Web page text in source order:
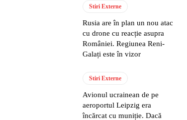
Stiri Externe
Rusia are în plan un nou atac
cu drone cu reacție asupra
României. Regiunea Reni-
Galați este în vizor
Stiri Externe
Avionul ucrainean de pe
aeroportul Leipzig era
încărcat cu muniție. Dacă